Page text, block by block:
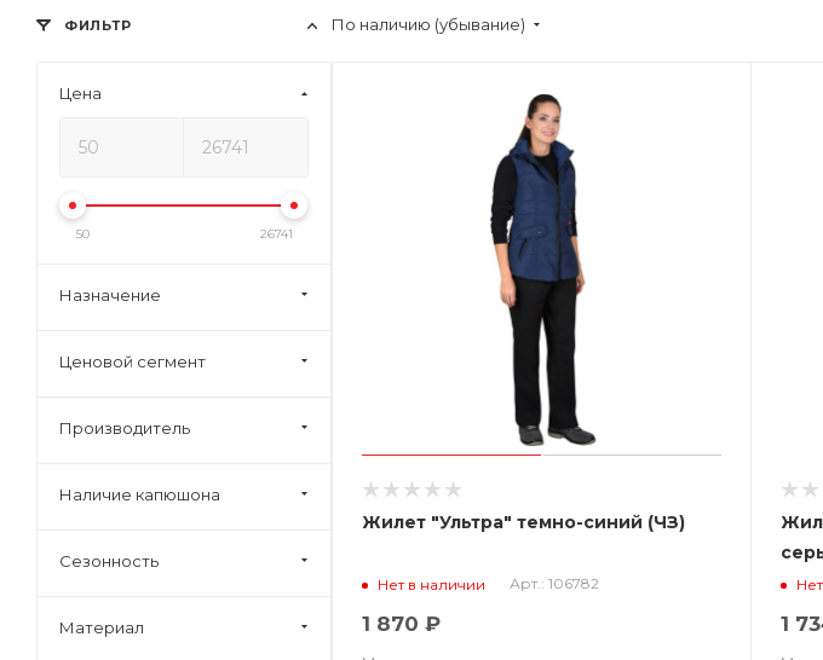
По наличию (убывание)
Жилет "Ультра" темно-синий (ЧЗ)
Нет в наличии Арт.: 106782
1 870 ₽ 1
ФИЛЬТР
Цена
50 26741
Назначение
Ценовой сегмент
Производитель
Наличие капюшона
Сезонность
Материал